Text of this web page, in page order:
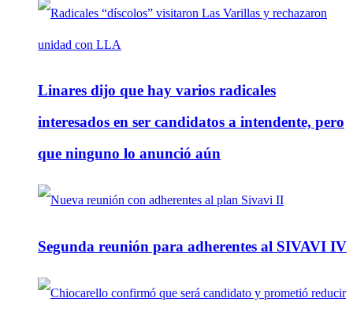
Linares dijo que hay varios radicales
interesados en ser candidatos a intendente, pero
que ninguno lo anunció aún
Segunda reunión para adherentes al SIVAVI IV